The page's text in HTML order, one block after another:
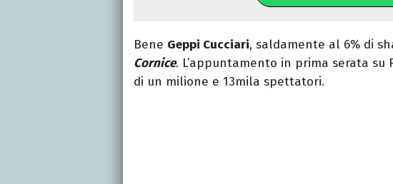
Bene Geppi Cucciari, saldamente al 6% di
Cornice. L’appuntamento in prima serata
di un milione e 13mila spettatori.